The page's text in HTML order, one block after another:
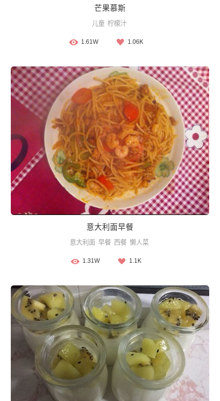
芒果慕斯
儿童 柠檬汁
1.61W 1.06K
意大利面早餐
意大利面 早餐 西餐 懒人菜
1.31W 1.1K